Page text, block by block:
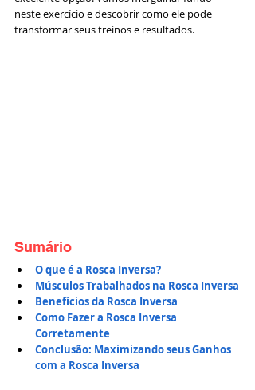
neste exercício e descobrir como ele pode
transformar seus treinos e resultados.
Sumário
O que é a Rosca Inversa?
Músculos Trabalhados na Rosca Inversa
Benefícios da Rosca Inversa
Como Fazer a Rosca Inversa
Corretamente
Conclusão: Maximizando seus Ganhos
com a Rosca Inversa